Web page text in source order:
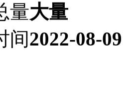
量大量
间2022-08-09